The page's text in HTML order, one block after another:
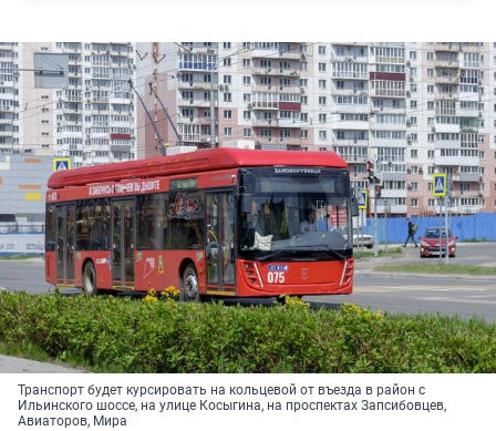
Транспорт будет курсировать на кольцевой от въезда в район с
Ильинского шоссе, на улице Косыгина, на проспектах Запсибовцев,
Авиаторов, Мира